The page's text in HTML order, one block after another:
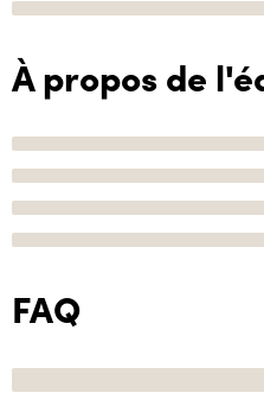
À propos de
FAQ